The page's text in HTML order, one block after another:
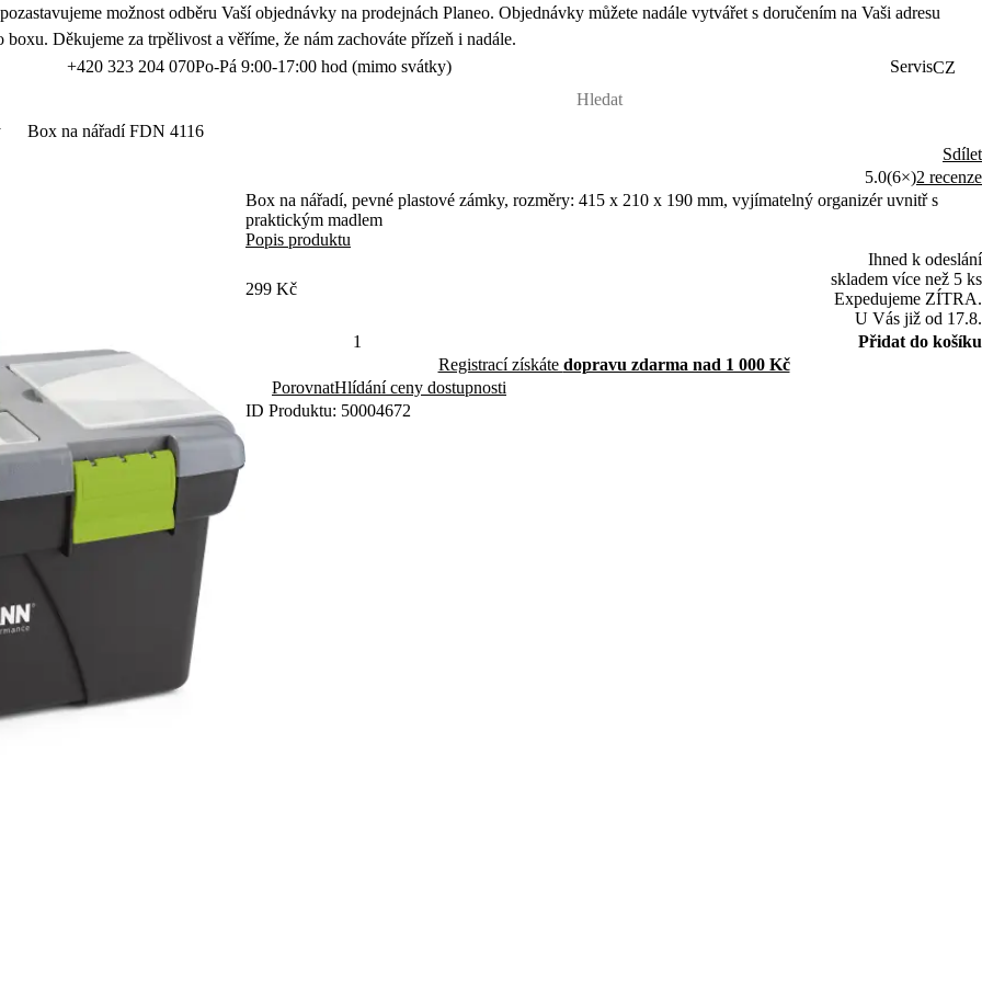
možnost odběru Vaší objednávky na prodejnách Planeo. Objednávky můžete nadále vytvářet s doručením na Vaši adresu
boxu. Děkujeme za trpělivost a věříme, že nám zachováte přízeň i nadále.
+420 323 204 070Po-Pá 9:00-17:00 hod (mimo svátky) ServisCZ
Box na nářadí FDN 4116
Sdílet
5.0(6×)2 recenze
Box na nářadí, pevné plastové zámky, rozměry: 415 x 210 x 190 mm, vyjímatelný organizér uvnitř s
praktickým madlem
Popis produktu
299 Kč
Ihned k odeslání
skladem více než 5 ks
Expedujeme ZÍTRA.
U Vás již od 17.8.
Přidat do košíku
Registrací získáte dopravu zdarma nad 1 000 Kč
PorovnatHlídání ceny dostupnosti
ID Produktu: 50004672